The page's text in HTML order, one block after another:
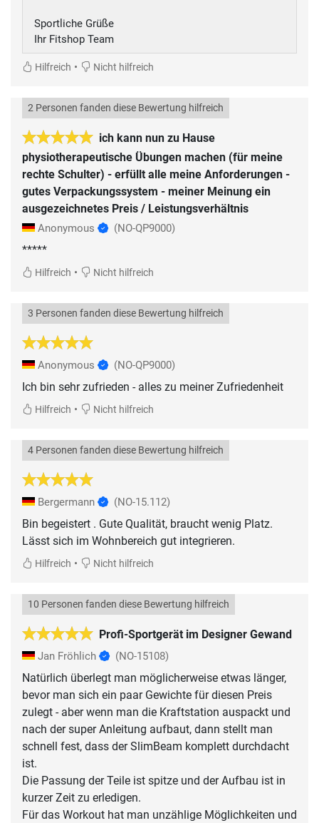
Sportliche Grüße
Ihr Fitshop Team
Hilfreich • Nicht hilfreich
ich kann nun zu Hause
physiotherapeutische Übungen machen (für meine
rechte Schulter) - erfüllt alle meine Anforderungen -
gutes Verpackungssystem - meiner Meinung ein
ausgezeichnetes Preis / Leistungsverhältnis
2 Personen fanden diese Bewertung hilfreich
Anonymous (NO-QP9000)
*****
Hilfreich • Nicht hilfreich
3 Personen fanden diese Bewertung hilfreich
Anonymous (NO-QP9000)
Ich bin sehr zufrieden - alles zu meiner Zufriedenheit
Hilfreich • Nicht hilfreich
4 Personen fanden diese Bewertung hilfreich
Bergermann (NO-15.112)
Bin begeistert . Gute Qualität, braucht wenig Platz.
Lässt sich im Wohnbereich gut integrieren.
Hilfreich • Nicht hilfreich
Profi-Sportgerät im Designer Gewand
10 Personen fanden diese Bewertung hilfreich
Jan Fröhlich (NO-15108)
Natürlich überlegt man möglicherweise etwas länger,
bevor man sich ein paar Gewichte für diesen Preis
zulegt - aber wenn man die Kraftstation auspackt und
nach der super Anleitung aufbaut, dann stellt man
schnell fest, dass der SlimBeam komplett durchdacht
ist.
Die Passung der Teile ist spitze und der Aufbau ist in
kurzer Zeit zu erledigen.
Für das Workout hat man unzählige Möglichkeiten und